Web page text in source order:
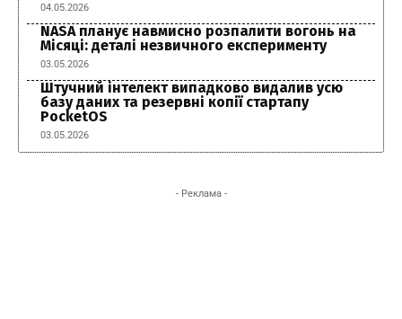
04.05.2026
NASA планує навмисно розпалити вогонь на
Місяці: деталі незвичного експерименту
03.05.2026
Штучний інтелект випадково видалив усю
базу даних та резервні копії стартапу
PocketOS
03.05.2026
- Реклама -